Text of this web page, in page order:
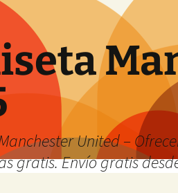
United –
gratis. Envío gratis